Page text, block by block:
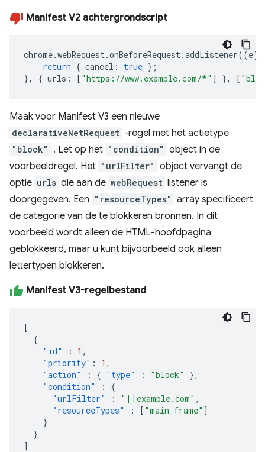
Manifest V2 achtergrondscript
chrome.webRequest.onBeforeRequest.addListener((e)
return { cancel : true };
},
{ urls : [ "https://www.example.com/*" ] }, [
Maak voor Manifest V3 een nieuwe
declarativeNetRequest -regel met het actietype
"block" . Let op het "condition" object in de
voorbeeldregel. Het "urlFilter" object vervangt de
optie urls die aan de webRequest listener is
doorgegeven. Een "resourceTypes" array specificeert
de categorie van de te blokkeren bronnen. In dit
voorbeeld wordt alleen de HTML-hoofdpagina
geblokkeerd, maar u kunt bijvoorbeeld ook alleen
lettertypen blokkeren.
Manifest V3-regelbestand
[
{
"id"
: 1 ,
"priority" : 1 ,
"action"
: { "type" : "block"
},
"condition"
:
{
"urlFilter"
: "||example.com" ,
"resourceTypes"
: [ "main_frame" ]
}
}
]